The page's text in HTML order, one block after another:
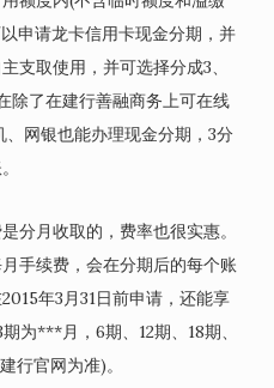
申请龙卡信用卡现金分期，并
支取使用，并可选择分成3、
除了在建行善融商务上可在线
网银也能办理现金分期，3分
分月收取的，费率也很实惠。
手续费，会在分期后的每个账
年3月31日前申请，还能享
为***月，6期、12期、18期、
行官网为准)。